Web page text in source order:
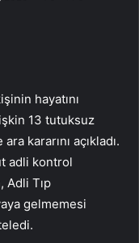
hayatını
13 tutuksuz
kararını açıkladı.
adli kontrol
Adli Tıp
gelmemesi